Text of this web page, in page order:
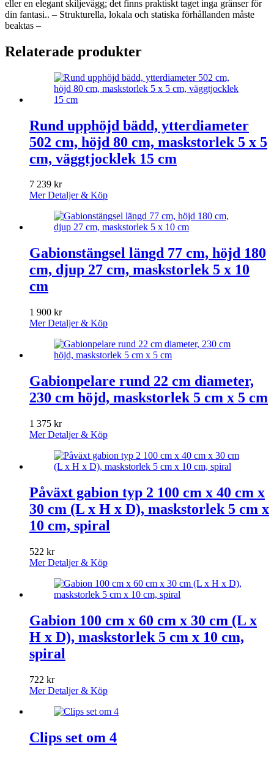
eller en elegant skiljevägg; det finns praktiskt taget inga gränser för
din fantasi.. – Strukturella, lokala och statiska förhållanden måste
beaktas –
Relaterade produkter
Rund upphöjd bädd, ytterdiameter
502 cm, höjd 80 cm, maskstorlek 5 x 5
cm, väggtjocklek 15 cm
7 239 kr
Mer Detaljer & Köp
Gabionstängsel längd 77 cm, höjd 180
cm, djup 27 cm, maskstorlek 5 x 10
cm
1 900 kr
Mer Detaljer & Köp
Gabionpelare rund 22 cm diameter,
230 cm höjd, maskstorlek 5 cm x 5 cm
1 375 kr
Mer Detaljer & Köp
Påväxt gabion typ 2 100 cm x 40 cm x
30 cm (L x H x D), maskstorlek 5 cm x
10 cm, spiral
522 kr
Mer Detaljer & Köp
Gabion 100 cm x 60 cm x 30 cm (L x
H x D), maskstorlek 5 cm x 10 cm,
spiral
722 kr
Mer Detaljer & Köp
Clips set om 4